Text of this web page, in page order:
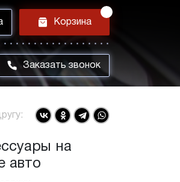
h Корзина
m Заказать звонок
на
авто